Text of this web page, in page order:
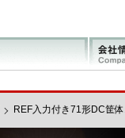
REF入力付き71形DC筐